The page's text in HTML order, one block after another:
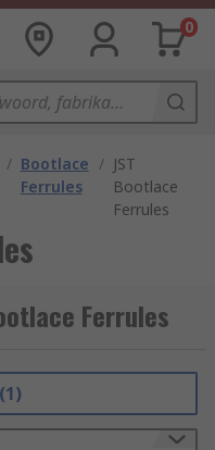
0
/ Bootlace
Ferrules
/ JST
Bootlace
Ferrules
Ferrules